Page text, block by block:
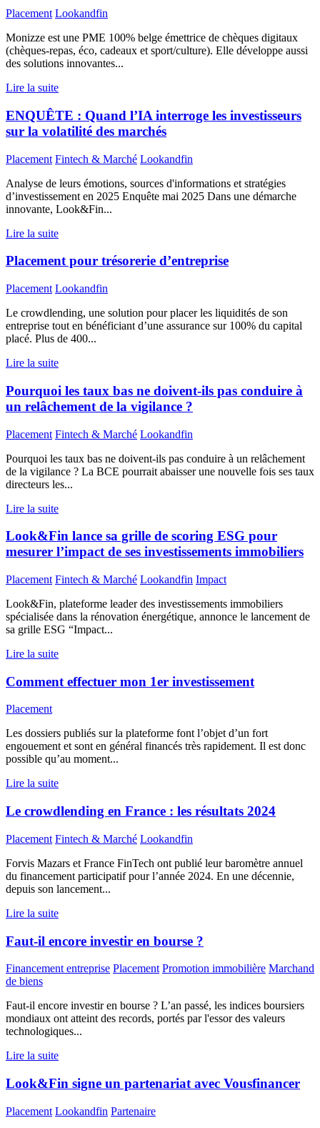
Placement Lookandfin
Monizze est une PME 100% belge émettrice de chèques digitaux
(chèques-repas, éco, cadeaux et sport/culture). Elle développe aussi
des solutions innovantes...
Lire la suite
ENQUÊTE : Quand l’IA interroge les investisseurs
sur la volatilité des marchés
Placement Fintech & Marché Lookandfin
Analyse de leurs émotions, sources d'informations et stratégies
d’investissement en 2025 Enquête mai 2025 Dans une démarche
innovante, Look&Fin...
Lire la suite
Placement pour trésorerie d’entreprise
Placement Lookandfin
Le crowdlending, une solution pour placer les liquidités de son
entreprise tout en bénéficiant d’une assurance sur 100% du capital
placé. Plus de 400...
Lire la suite
Pourquoi les taux bas ne doivent-ils pas conduire à
un relâchement de la vigilance ?
Placement Fintech & Marché Lookandfin
Pourquoi les taux bas ne doivent-ils pas conduire à un relâchement
de la vigilance ? La BCE pourrait abaisser une nouvelle fois ses taux
directeurs les...
Lire la suite
Look&Fin lance sa grille de scoring ESG pour
mesurer l’impact de ses investissements immobiliers
Placement Fintech & Marché Lookandfin Impact
Look&Fin, plateforme leader des investissements immobiliers
spécialisée dans la rénovation énergétique, annonce le lancement de
sa grille ESG “Impact...
Lire la suite
Comment effectuer mon 1er investissement
Placement
Les dossiers publiés sur la plateforme font l’objet d’un fort
engouement et sont en général financés très rapidement. Il est donc
possible qu’au moment...
Lire la suite
Le crowdlending en France : les résultats 2024
Placement Fintech & Marché Lookandfin
Forvis Mazars et France FinTech ont publié leur baromètre annuel
du financement participatif pour l’année 2024. En une décennie,
depuis son lancement...
Lire la suite
Faut-il encore investir en bourse ?
Financement entreprise Placement Promotion immobilière Marchand
de biens
Faut-il encore investir en bourse ? L’an passé, les indices boursiers
mondiaux ont atteint des records, portés par l'essor des valeurs
technologiques...
Lire la suite
Look&Fin signe un partenariat avec Vousfinancer
Placement Lookandfin Partenaire